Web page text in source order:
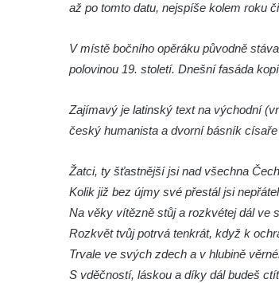
až po tomto datu, nejspíše kolem roku
V místě bočního opěráku původně
polovinou 19. století. Dnešní fasáda
Zajímavý je latinský text na východní
český humanista a dvorní básník
Žatci, ty šťastnější jsi nad všechna
Kolik již bez újmy své přestál jsi
Na věky vítězně stůj a rozkvétej dál ve
Rozkvět tvůj potrvá tenkrát, když k
Trvale ve svých zdech a v hlubině
S vděčností, láskou a díky dál budeš